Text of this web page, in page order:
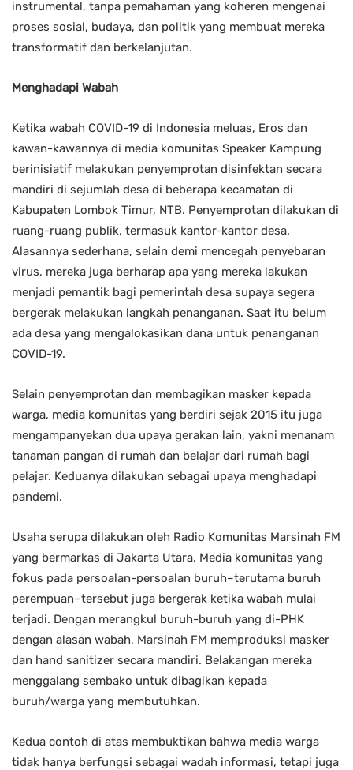
instrumental, tanpa pemahaman yang koheren mengenai
proses sosial, budaya, dan politik yang membuat mereka
transformatif dan berkelanjutan.
Menghadapi Wabah
Ketika wabah COVID-19 di Indonesia meluas, Eros dan
kawan-kawannya di media komunitas Speaker Kampung
berinisiatif melakukan penyemprotan disinfektan secara
mandiri di sejumlah desa di beberapa kecamatan di
Kabupaten Lombok Timur, NTB. Penyemprotan dilakukan di
ruang-ruang publik, termasuk kantor-kantor desa.
Alasannya sederhana, selain demi mencegah penyebaran
virus, mereka juga berharap apa yang mereka lakukan
menjadi pemantik bagi pemerintah desa supaya segera
bergerak melakukan langkah penanganan. Saat itu belum
ada desa yang mengalokasikan dana untuk penanganan
COVID-19.
Selain penyemprotan dan membagikan masker kepada
warga, media komunitas yang berdiri sejak 2015 itu juga
mengampanyekan dua upaya gerakan lain, yakni menanam
tanaman pangan di rumah dan belajar dari rumah bagi
pelajar. Keduanya dilakukan sebagai upaya menghadapi
pandemi.
Usaha serupa dilakukan oleh Radio Komunitas Marsinah FM
yang bermarkas di Jakarta Utara. Media komunitas yang
fokus pada persoalan-persoalan buruh–terutama buruh
perempuan–tersebut juga bergerak ketika wabah mulai
terjadi. Dengan merangkul buruh-buruh yang di-PHK
dengan alasan wabah, Marsinah FM memproduksi masker
dan hand sanitizer secara mandiri. Belakangan mereka
menggalang sembako untuk dibagikan kepada
buruh/warga yang membutuhkan.
Kedua contoh di atas membuktikan bahwa media warga
tidak hanya berfungsi sebagai wadah informasi, tetapi juga